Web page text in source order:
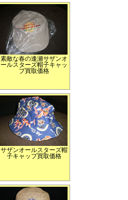
素敵な春の逢瀬サザンオ
ールスターズ帽子キャッ
プ買取価格
サザンオールスターズ帽
子キャップ買取価格